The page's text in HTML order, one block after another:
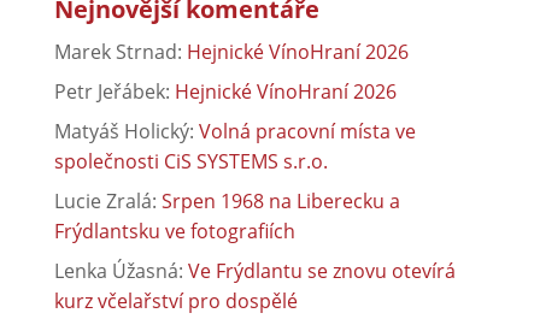
Nejnovější komentáře
Marek Strnad: Hejnické VínoHraní 2026
Petr Jeřábek: Hejnické VínoHraní 2026
Matyáš Holický: Volná pracovní místa ve
společnosti CiS SYSTEMS s.r.o.
Lucie Zralá: Srpen 1968 na Liberecku a
Frýdlantsku ve fotografiích
Lenka Úžasná: Ve Frýdlantu se znovu otevírá
kurz včelařství pro dospělé